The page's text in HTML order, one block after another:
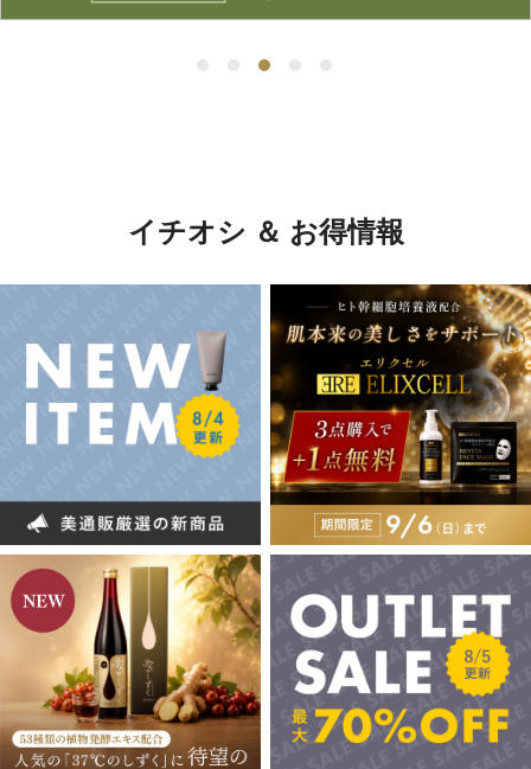
イチオシ ＆ お得情報